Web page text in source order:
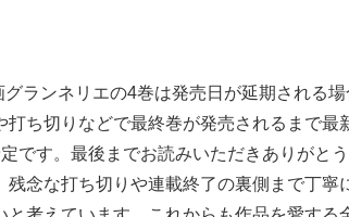
ランネリエの4巻は発売日が延期される
ち切りなどで最終巻が発売されるまで最
です。最後までお読みいただきありがと
念な打ち切りや連載終了の裏側まで丁寧